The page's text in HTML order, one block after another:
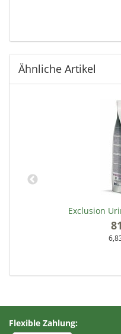
Ähnliche Artikel
Exclusion
Flexible Zahlung: